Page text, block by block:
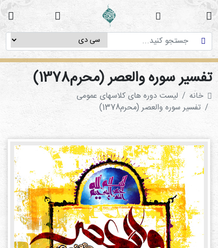
دوره
های
آموزشی
پژوهش
های
میان
ای
استاد
فاطمه
میرزایی
سی
دی
ها
تفسیر سوره والعصر (محرم1378)
خانه
لیست دوره های کلاسهای عمومی
تفسیر سوره والعصر (محرم1378)